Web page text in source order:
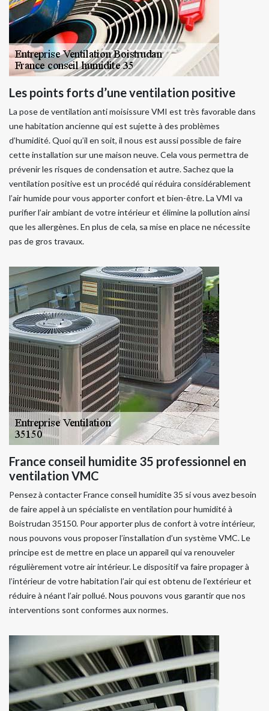
Les points forts d’une ventilation positive
La pose de ventilation anti moisissure VMI est très favorable dans
une habitation ancienne qui est sujette à des problèmes
d’humidité. Quoi qu’il en soit, il nous est aussi possible de faire
cette installation sur une maison neuve. Cela vous permettra de
prévenir les risques de condensation et autre. Sachez que la
ventilation positive est un procédé qui réduira considérablement
l’air humide pour vous apporter confort et bien-être. La VMI va
purifier l’air ambiant de votre intérieur et élimine la pollution ainsi
que les allergènes. En plus de cela, sa mise en place ne nécessite
pas de gros travaux.
France conseil humidite 35 professionnel en
ventilation VMC
Pensez à contacter France conseil humidite 35 si vous avez besoin
de faire appel à un spécialiste en ventilation pour humidité à
Boistrudan 35150. Pour apporter plus de confort à votre intérieur,
nous pouvons vous proposer l’installation d’un système VMC. Le
principe est de mettre en place un appareil qui va renouveler
régulièrement votre air intérieur. Le dispositif va faire propager à
l’intérieur de votre habitation l’air qui est obtenu de l’extérieur et
réduire à néant l’air pollué. Nous pouvons vous garantir que nos
interventions sont conformes aux normes.